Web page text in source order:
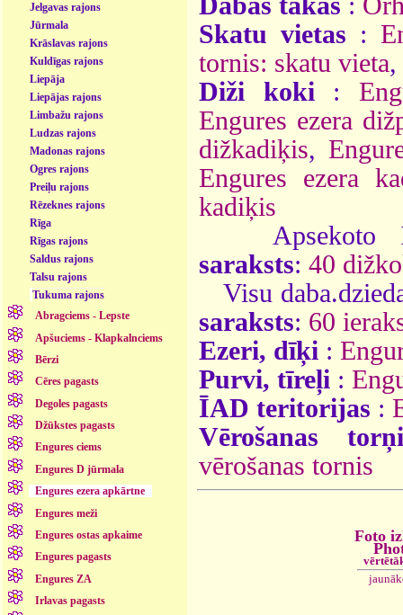
Jelgavas rajons
Jūrmala
Krāslavas rajons
Kuldīgas rajons
Liepāja
Liepājas rajons
Limbažu rajons
Ludzas rajons
Madonas rajons
Ogres rajons
Preiļu rajons
Rēzeknes rajons
Rīga
Rīgas rajons
Saldus rajons
Talsu rajons
Tukuma rajons
Abragciems - Lepste
Apšuciems - Klapkalnciems
Bērzi
Cēres pagasts
Degoles pagasts
Džūkstes pagasts
Engures ciems
Engures D jūrmala
Engures ezera apkārtne
Engures meži
Engures ostas apkaime
Engures pagasts
Engures ZA
Irlavas pagasts
Skatu vietas :
tornis: skatu vieta,
Diži koki :
Engures ezera
dižkadiķis,
Engures ezera
kadiķis
Apsekoto
saraksts: 40
Visu
saraksts: 60
Ezeri, dīķi :
Purvi, tīreļi :
ĪAD teritorijas :
Vērošanas torņi
vērošanas tornis
Foto